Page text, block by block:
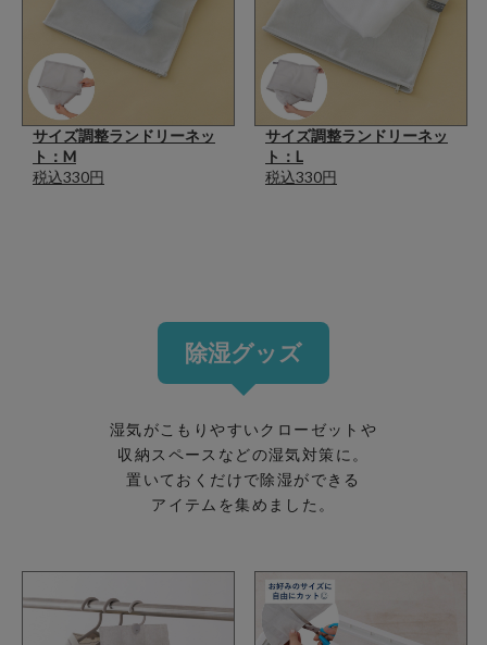
サイズ調整ランドリーネッ
ト：M
税込330円
サイズ調整ランドリーネッ
ト：L
税込330円
除湿グッズ
湿気がこもりやすいクローゼットや
収納スペースなどの湿気対策に。
置いておくだけで除湿ができる
アイテムを集めました。